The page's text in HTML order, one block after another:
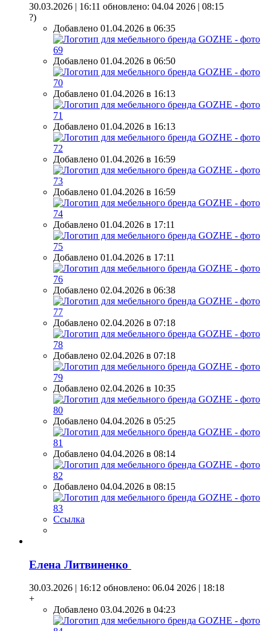
30.03.2026 | 16:11 обновлено: 04.04 2026 | 08:15
?)
Добавлено 01.04.2026 в 06:35
Добавлено 01.04.2026 в 06:50
Добавлено 01.04.2026 в 16:13
Добавлено 01.04.2026 в 16:13
Добавлено 01.04.2026 в 16:59
Добавлено 01.04.2026 в 16:59
Добавлено 01.04.2026 в 17:11
Добавлено 01.04.2026 в 17:11
Добавлено 02.04.2026 в 06:38
Добавлено 02.04.2026 в 07:18
Добавлено 02.04.2026 в 07:18
Добавлено 02.04.2026 в 10:35
Добавлено 04.04.2026 в 05:25
Добавлено 04.04.2026 в 08:14
Добавлено 04.04.2026 в 08:15
Ссылка
Елена Литвиненко
30.03.2026 | 16:12 обновлено: 06.04 2026 | 18:18
+
Добавлено 03.04.2026 в 04:23